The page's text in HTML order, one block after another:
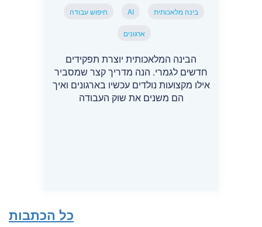
בינה מלאכותית AI חיפוש עבודה
ארגונים
הבינה המלאכותית יוצרת תפקידים
חדשים לגמרי. הנה מדריך קצר שמסביר
אילו מקצועות נולדים עכשיו בארגונים ואיך
הם משנים את שוק העבודה
כל הכתבות